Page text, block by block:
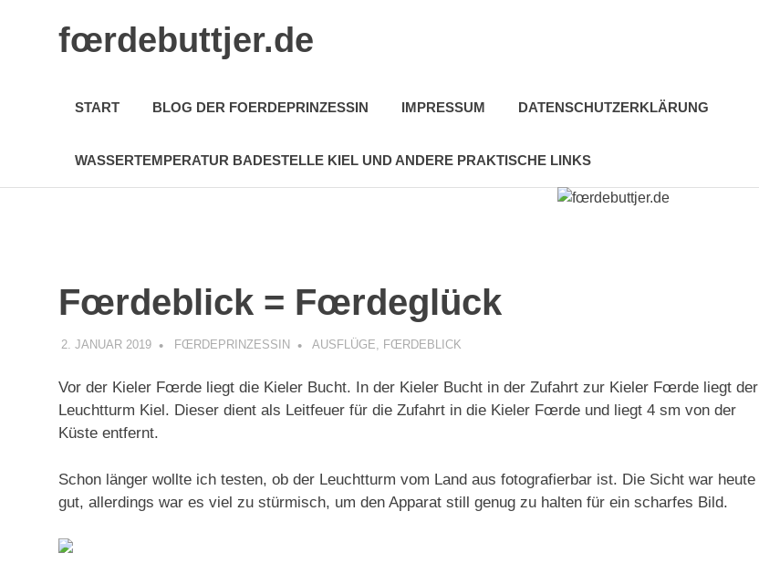
fœrdebuttjer.de
derSTART BLOG DER FOERDEPRINZESSIN IMPRESSUM DATENSCHUTZERKLÄRUNG
WASSERTEMPERATUR BADESTELLE KIEL UND ANDERE PRAKTISCHE LINKS
Fœrdeblick = Fœrdeglück
2. JANUAR 2019 FŒRDEPRINZESSIN AUSFLÜGE FŒRDEBLICK
Vor der Kieler Fœrde liegt die Kieler Bucht. In der Kieler Bucht in der Zufahrt zur Kieler Fœrde liegt der
Leuchtturm Kiel. Dieser dient als Leitfeuer für die Zufahrt in die Kieler Fœrde und liegt 4 sm von der
Küste entfernt.
Schon länger wollte ich testen, ob der Leuchtturm vom Land aus fotografierbar ist. Die Sicht war heute
gut, allerdings war es viel zu stürmisch, um den Apparat still genug zu halten für ein scharfes Bild.